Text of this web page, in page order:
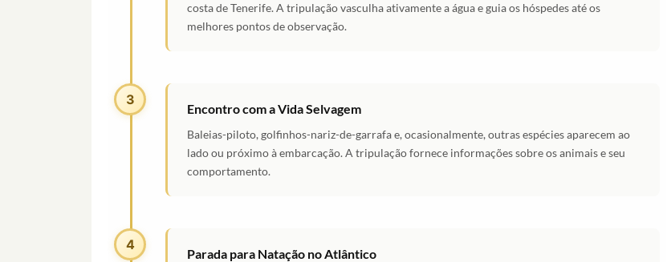
costa de Tenerife. A tripulação vasculha ativamente a água e guia os hóspedes até os
melhores pontos de observação.
3
Encontro com a Vida Selvagem
Baleias-piloto, golfinhos-nariz-de-garrafa e, ocasionalmente, outras espécies aparecem ao
lado ou próximo à embarcação. A tripulação fornece informações sobre os animais e seu
comportamento.
4
Parada para Natação no Atlântico